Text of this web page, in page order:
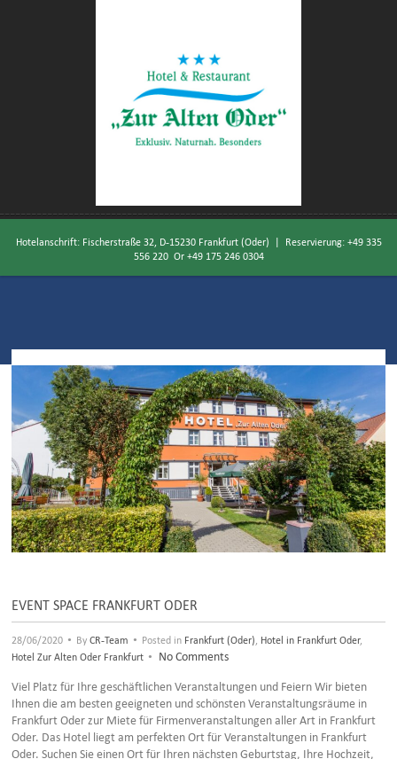
Hotelanschrift: Fischerstraße 32, D-15230 Frankfurt (Oder) | Reservierung: +49 335
556 220Or +49 175 246 0304
EVENT SPACE FRANKFURT ODER
28/06/2020 • ByCR-Team • Posted in Frankfurt (Oder) Hotel in Frankfurt Oder,
Hotel Zur Alten Oder Frankfurt • No Comments
Viel Platz für Ihre geschäftlichen Veranstaltungen und Feiern Wir bieten
Ihnen die am besten geeigneten und schönsten Veranstaltungsräume in
Frankfurt Oder zur Miete für Firmenveranstaltungen aller Art in Frankfurt
Oder. Das Hotel liegt am perfekten Ort für Veranstaltungen in Frankfurt
Oder. Suchen Sie einen Ort für Ihren nächsten Geburtstag, Ihre Hochzeit,